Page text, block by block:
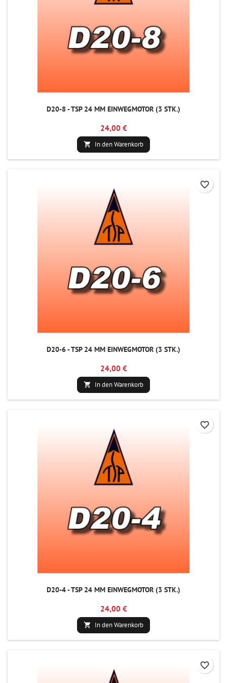
D20-8 - TSP 24 MM EINWEGMOTOR (3 STK.)
24,00 €
 In den Warenkorb
D20-6 - TSP 24 MM EINWEGMOTOR (3 STK.)
24,00 €
 In den Warenkorb
favorite_border
D20-4 - TSP 24 MM EINWEGMOTOR (3 STK.)
24,00 €
 In den Warenkorb
favorite_border
favorite_border